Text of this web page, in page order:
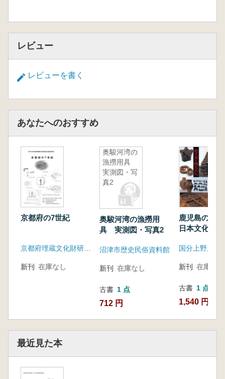
レビュー
レビューを書く
あなたへのおすすめ
京都府の7世紀
新刊 在庫なし
奥駿河湾の
漁撈用具
実測図・写
真2
奥駿河湾の漁撈用
具 実測図・写真2
沼津市歴史民俗資料館
新刊 在庫なし
古書 1 点
712 円
鹿児島の縄
日本文化の
ム
新刊 在庫なし
古書 1 点
1,540 円
最近見た本